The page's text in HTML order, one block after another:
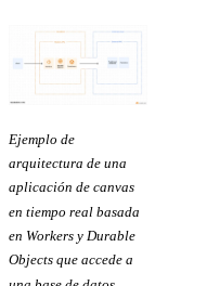
Ejemplo de
arquitectura de una
aplicación de canvas
en tiempo real basada
en Workers y Durable
Objects que accede a